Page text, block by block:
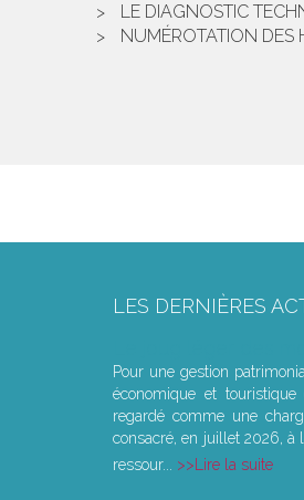
LE DIAGNOSTIC
NUMÉROTATION DES
LES DERNIÈRES
Pour une gestion
économique et
regardé comme une
consacré, en juillet 2026, à
ressour...
Lire la suite